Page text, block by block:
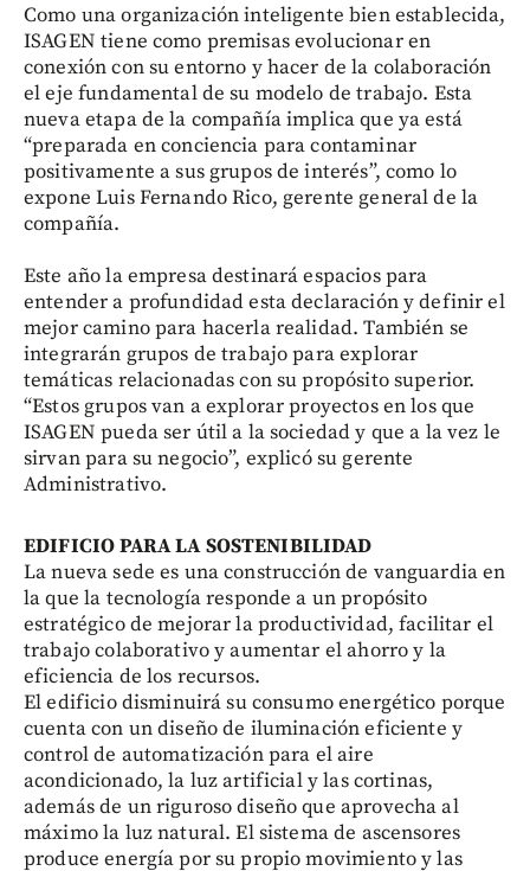
Como una organización inteligente bien establecida,
ISAGEN tiene como premisas evolucionar en
conexión con su entorno y hacer de la colaboración
el eje fundamental de su modelo de trabajo. Esta
nueva etapa de la compañía implica que ya está
“preparada en conciencia para contaminar
positivamente a sus grupos de interés”, como lo
expone Luis Fernando Rico, gerente general de la
compañía.
Este año la empresa destinará espacios para
entender a profundidad esta declaración y definir el
mejor camino para hacerla realidad. También se
integrarán grupos de trabajo para explorar
temáticas relacionadas con su propósito superior.
“Estos grupos van a explorar proyectos en los que
ISAGEN pueda ser útil a la sociedad y que a la vez le
sirvan para su negocio”, explicó su gerente
Administrativo.
EDIFICIO PARA LA SOSTENIBILIDAD
La nueva sede es una construcción de vanguardia en
la que la tecnología responde a un propósito
estratégico de mejorar la productividad, facilitar el
trabajo colaborativo y aumentar el ahorro y la
eficiencia de los recursos.
El edificio disminuirá su consumo energético porque
cuenta con un diseño de iluminación eficiente y
control de automatización para el aire
acondicionado, la luz artificial y las cortinas,
además de un riguroso diseño que aprovecha al
máximo la luz natural. El sistema de ascensores
produce energía por su propio movimiento y las